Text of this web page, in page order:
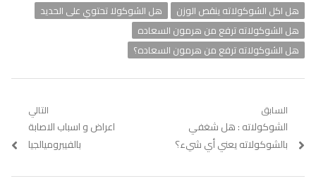
هل اكل الشوكولاته ينقص الوزن
هل الشوكولا تحتوي على الحديد
هل الشوكولاته ترفع من هرمون السعاده
هل الشوكولاته ترفع من هرمون السعاده؟
تصفّح
المقالات
السابق
Previous
post:
الشوكولاته : هل شغفي
بالشوكولاته يعني أي شيء؟
التالي
Next
اعراض و اسباب الاصابة
بالفيبروميالجيا